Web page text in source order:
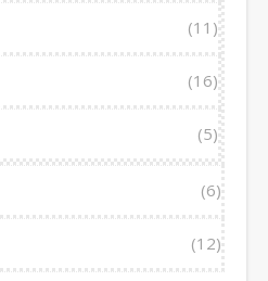
(11)
(16)
(5)
(6)
(12)